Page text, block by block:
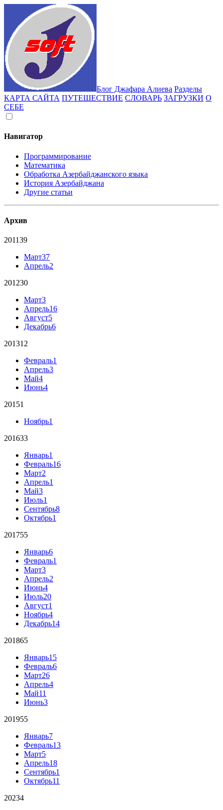
Блог Джафара Алиева Разделы
КАРТА САЙТА ПУТЕШЕСТВИЕ СЛОВАРЬ ЗАГРУЗКИ О
СЕБЕ
Навигатор
Программирование
Математика
Обработка Азербайджанского языка
История Азербайджана
Другие статьи
Архив
201139
Март37
Апрель2
201230
Март3
Апрель16
Август5
Декабрь6
201312
Февраль1
Апрель3
Май4
Июнь4
20151
Ноябрь1
201633
Январь1
Февраль16
Март2
Апрель1
Май3
Июль1
Сентябрь8
Октябрь1
201755
Январь6
Февраль1
Март3
Апрель2
Июнь4
Июль20
Август1
Ноябрь4
Декабрь14
201865
Январь15
Февраль6
Март26
Апрель4
Май11
Июнь3
201955
Январь7
Февраль13
Март5
Апрель18
Сентябрь1
Октябрь11
20234